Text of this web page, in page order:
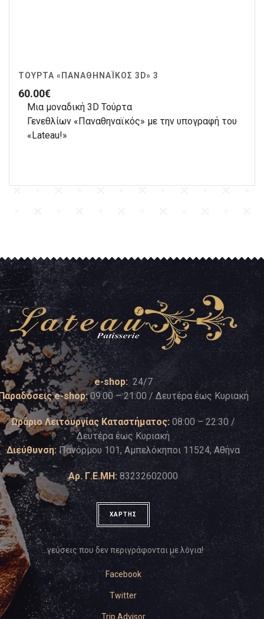
ΤΟΎΡΤΑ «ΠΑΝΑΘΗΝΑΪΚΌΣ 3D» 3
60.00€
Μια μοναδική 3D Τούρτα
Γενεθλίων «Παναθηναϊκός» με την υπογραφή του
«Lateau!»
e-shop: 24/7
e-shop:09:00 – 21:00 / Δευτέρα έως Κυριακή
Ωράριο Λειτουργίας Καταστήματος: 08:00 – 22:30 /
Δευτέρα έως Κυριακή
Διεύθυνση: Πανόρμου 101, Αμπελόκηποι 11524, Αθήνα
Αρ. Γ.Ε.ΜΗ: 83232602000
ΧΑΡΤΗΣ
…γεύσεις που δεν περιγράφονται με λόγια!
Facebook
Twitter
Trip Advisor